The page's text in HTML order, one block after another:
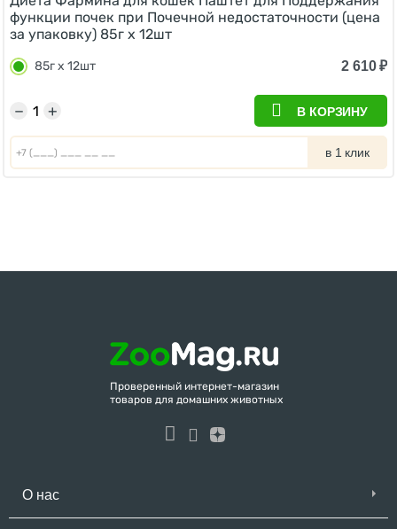
функции почек при Почечной недостаточности (цена
за упаковку) 85г х 12шт
85г х 12шт 2 610₽
+
− В КОРЗИНУ
в 1 клик
Проверенный интернет-магазин
товаров для домашних животных
О нас